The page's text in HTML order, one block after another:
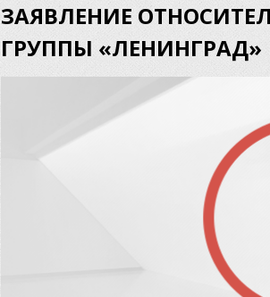
ЗАЯВЛЕНИЕ
ГРУППЫ «ЛЕНИНГРАД»